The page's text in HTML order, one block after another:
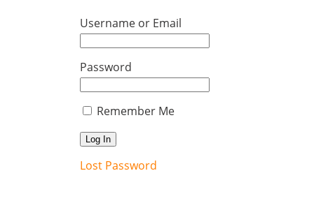
Username or Email
Password
Remember Me
Lost Password